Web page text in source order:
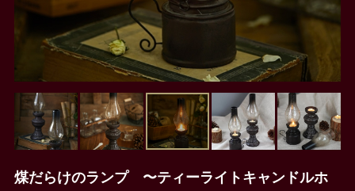
煤だらけのランプ 〜ティーライトキャンドルホ